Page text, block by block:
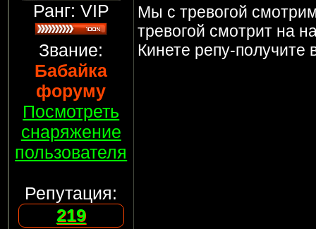
Ранг: VIP
Звание:
Бабайка
форуму
Посмотреть
снаряжение
пользователя
Репутация:
219
Мы с тревогой
тревогой смотрит на
Кинете репу-получите